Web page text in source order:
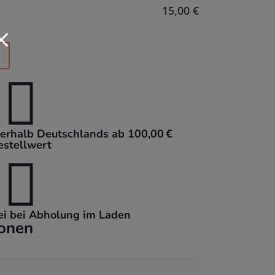
15,00€

Deutschlands ab 100,00 €

bei Abholung im Laden